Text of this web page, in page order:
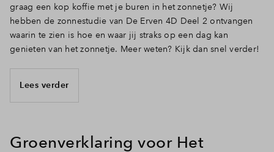
graag een kop koffie met je buren in het zonnetje? Wij
hebben de zonnestudie van De Erven 4D Deel 2 ontvangen
waarin te zien is hoe en waar jij straks op een dag kan
genieten van het zonnetje. Meer weten? Kijk dan snel verder!
Lees verder
Groenverklaring voor Het